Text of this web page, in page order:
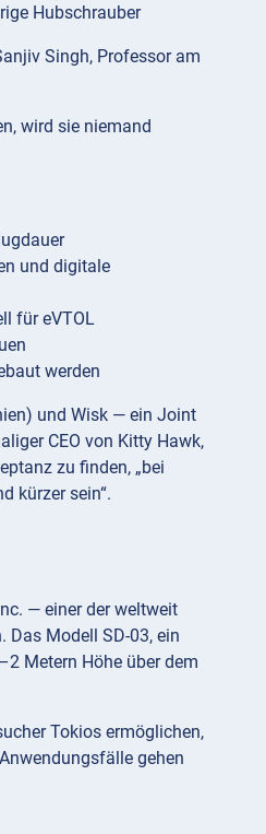
Hubschrauber
Singh, Professor am
wird sie niemand
und digitale
für eVTOL
werden
und Wisk — ein Joint
CEO von Kitty Hawk,
zu finden, „bei
kürzer sein“.
— einer der weltweit
Modell SD-03, ein
Metern Höhe über dem
Tokios ermöglichen,
gehen